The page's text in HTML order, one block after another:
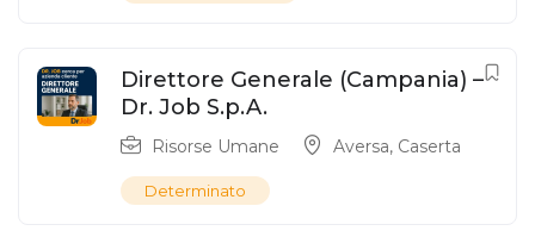
Direttore Generale (Campania) –
Dr. Job S.p.A.
Risorse Umane Aversa, Caserta
Determinato